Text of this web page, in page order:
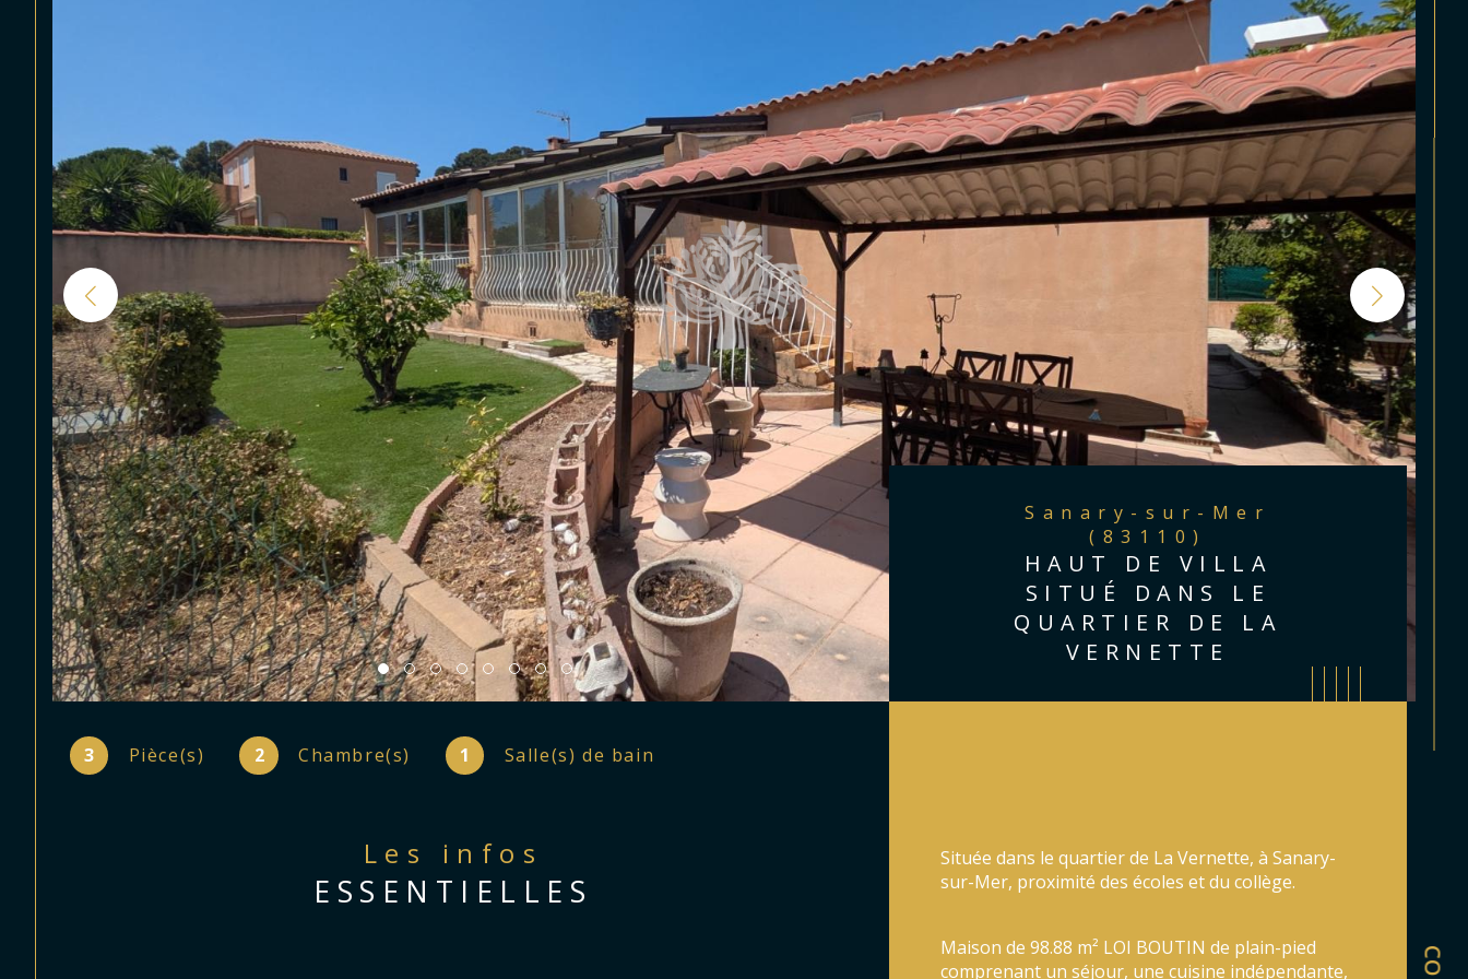
Sanary-sur-Mer
(83110)
HAUT DE VILLA
SITUÉ DANS LE
QUARTIER DE LA
VERNETTE
3 Pièce(s) 2 Chambre(s) 1 Salle(s) de bain
Les infos
ESSENTIELLES
Située dans le quartier de La Vernette, à Sanary-
sur-Mer, proximité des écoles et du collège.
Maison de 98.88 m² LOI BOUTIN de plain-pied
comprenant un séjour, une cuisine indépendante,